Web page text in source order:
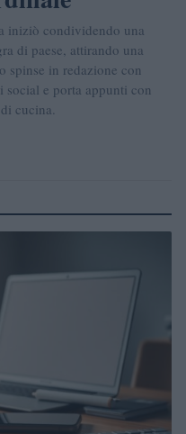
iniziò condividendo una
di paese, attirando una
spinse in redazione con
e porta appunti con
cucina.